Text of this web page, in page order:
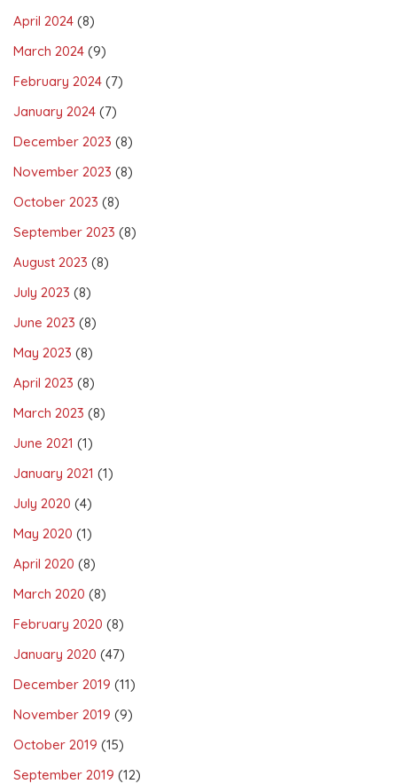
April 2024 (8)
March 2024 (9)
February 2024 (7)
January 2024 (7)
December 2023 (8)
November 2023 (8)
October 2023 (8)
September 2023 (8)
August 2023 (8)
July 2023 (8)
June 2023 (8)
May 2023 (8)
April 2023 (8)
March 2023 (8)
June 2021 (1)
January 2021 (1)
July 2020 (4)
May 2020 (1)
April 2020 (8)
March 2020 (8)
February 2020 (8)
January 2020 (47)
December 2019 (11)
November 2019 (9)
October 2019 (15)
September 2019 (12)